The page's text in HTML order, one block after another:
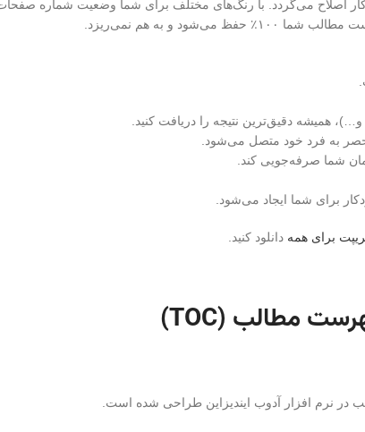
اصلاح می‌گردد. با رنگ‌های مختلف برای شما وضعیت شماره
و به هم نمی‌ریزد.
همیشه دقیق‌ترین نتیجه را دریافت کنید.
به فرد خود متصل می‌شود.
شما صرفه‌جویی کند.
برای شما ایجاد می‌شود.
برای همه دانلود کنید.
مطالب (TOC)
در نرم افزار آدوب ایندیزاین طراحی شده است.